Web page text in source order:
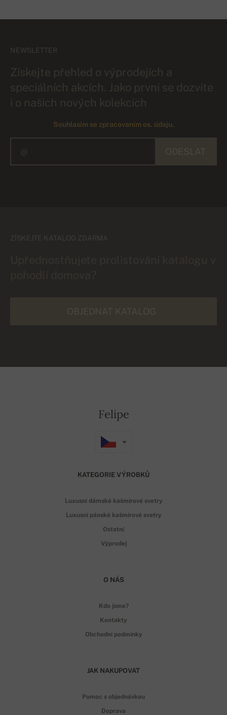
NEWSLETTER
Získejte přehled o výprodejích a
speciálních akcích. Jako první se dozvíte
i o našich nových kolekcích
Souhlasím se zpracovaním os. údaju.
ZÍSKEJTE KATALOG ZDARMA
Felipe
KATEGORIE VÝROBKŮ
Luxusní dámské kašmírové svetry
Luxusní pánské kašmírové svetry
Ostatní
Výprodej
O NÁS
Kdo jsme?
Kontakty
Obchodní podmínky
JAK NAKUPOVAT
Pomoc s objednávkou
Doprava